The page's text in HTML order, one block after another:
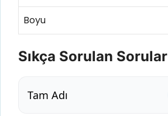
Boyu
Sıkça Sorulan Sorular
Tam Adı